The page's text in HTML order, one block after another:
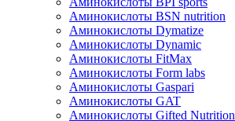
Аминокислоты BSN nutrition
Аминокислоты Dymatize
Аминокислоты Dynamic
Аминокислоты FitMax
Аминокислоты Form labs
Аминокислоты Gaspari
Аминокислоты GAT
Аминокислоты Gifted Nutrition